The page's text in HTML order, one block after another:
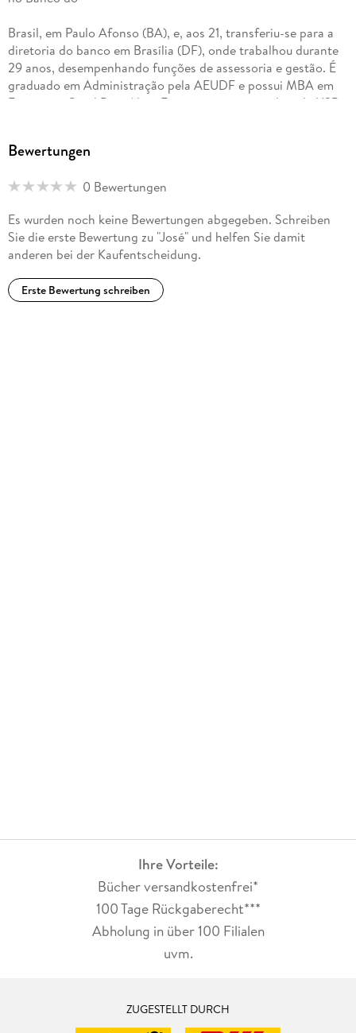
Brasil, em Paulo Afonso (BA), e, aos 21, transferiu-se para a
diretoria do banco em Brasília (DF), onde trabalhou durante
29 anos, desempenhando funções de assessoria e gestão. É
graduado em Administração pela AEUDF e possui MBA em
Formação Geral Para Altos Executivos, ministrado pela USP.
Bewertungen
0 Bewertungen
Es wurden noch keine Bewertungen abgegeben. Schreiben
Sie die erste Bewertung zu "José" und helfen Sie damit
anderen bei der Kaufentscheidung.
Erste Bewertung schreiben
Ihre Vorteile:
Bücher versandkostenfrei*
100 Tage Rückgaberecht***
Abholung in über 100 Filialen
uvm.
ZUGESTELLT DURCH